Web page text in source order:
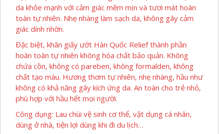
da khỏe mạnh với cảm giác mềm mịn và tươi mát hoàn
toàn tự nhiên. Nhẹ nhàng làm sạch da, không gây cảm
giác dính nhờn.
Đặc biệt, khăn giấy ướt Hàn Quốc Relief thành phần
hoàn toàn tự nhiên không hóa chất bảo quản. Không
chứa cồn, không có pareben, không formalden, không
chất tạo màu. Hương thơm tự nhiên, nhẹ nhàng, hầu như
không có khả năng gây kích ứng da. An toàn cho trẻ nhỏ,
phù hợp với hầu hết mọi người.
Công dụng: Lau chùi vệ sinh cơ thể, vật dụng cá nhân,
dùng ở nhà, tiện lợi dùng khi đi du lịch…